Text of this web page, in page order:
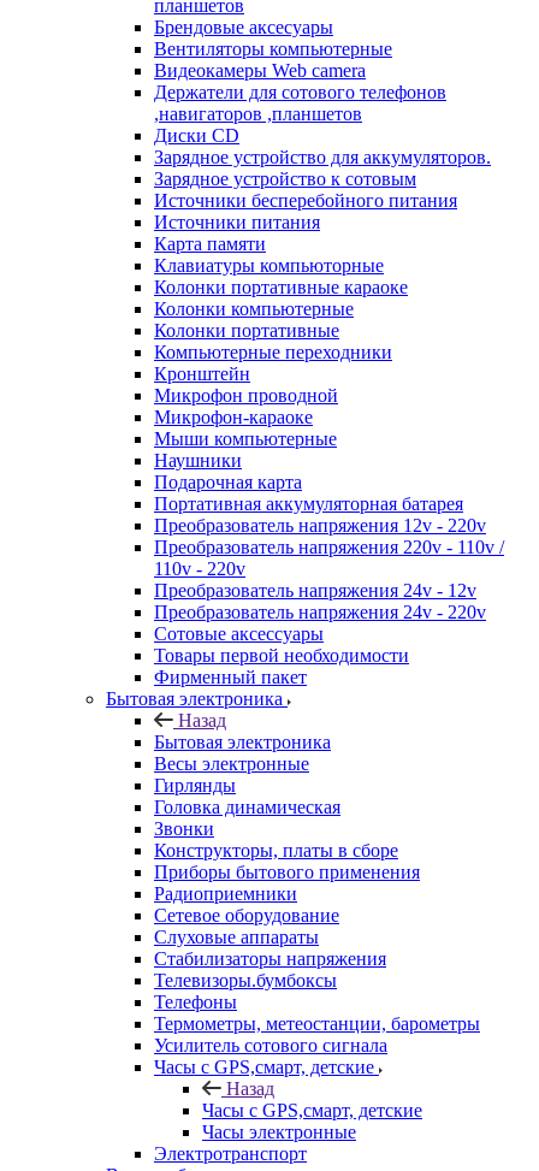
планшетов
Брендовые аксесуары
Вентиляторы компьютерные
Видеокамеры Web camera
Держатели для сотового телефонов
,навигаторов ,планшетов
Диски CD
Зарядное устройство для аккумуляторов.
Зарядное устройство к сотовым
Источники бесперебойного питания
Источники питания
Карта памяти
Клавиатуры компьюторные
Колонки портативные караоке
Колонки компьютерные
Колонки портативные
Компьютерные переходники
Кронштейн
Микрофон проводной
Микрофон-караоке
Мыши компьютерные
Наушники
Подарочная карта
Портативная аккумуляторная батарея
Преобразователь напряжения 12v - 220v
Преобразователь напряжения 220v - 110v /
110v - 220v
Преобразователь напряжения 24v - 12v
Преобразователь напряжения 24v - 220v
Сотовые аксессуары
Товары первой необходимости
Фирменный пакет
Бытовая электроника
Назад
Бытовая электроника
Весы электронные
Гирлянды
Головка динамическая
Звонки
Конструкторы, платы в сборе
Приборы бытового применения
Радиоприемники
Сетевое оборудование
Слуховые аппараты
Стабилизаторы напряжения
Телевизоры.бумбоксы
Телефоны
Термометры, метеостанции, барометры
Усилитель сотового сигнала
Часы с GPS,смарт, детские
Назад
Часы с GPS,смарт, детские
Часы электронные
Электротранспорт